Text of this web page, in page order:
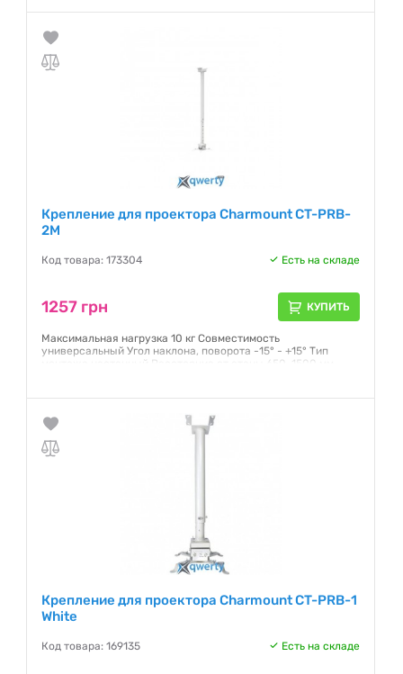
Крепление для проектора Charmount CT-PRB-
2M
Код товара: 173304 Есть на складе
1257 грн КУПИТЬ
Максимальная нагрузка 10 кг Совместимость
универсальный Угол наклона, поворота -15° - +15° Тип
монтажа настенный Расстояние от стены 650-1500 мм
Гарантия:12 месяцев
Крепление для проектора Charmount CT-PRB-1
White
Код товара: 169135 Есть на складе